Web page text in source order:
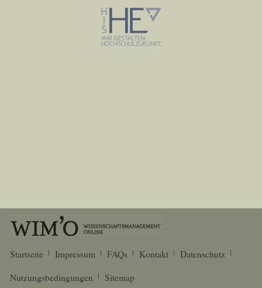
Startseite Impressum FAQs Kontakt
Datenschutz
Nutzungsbedingungen
Sitemap